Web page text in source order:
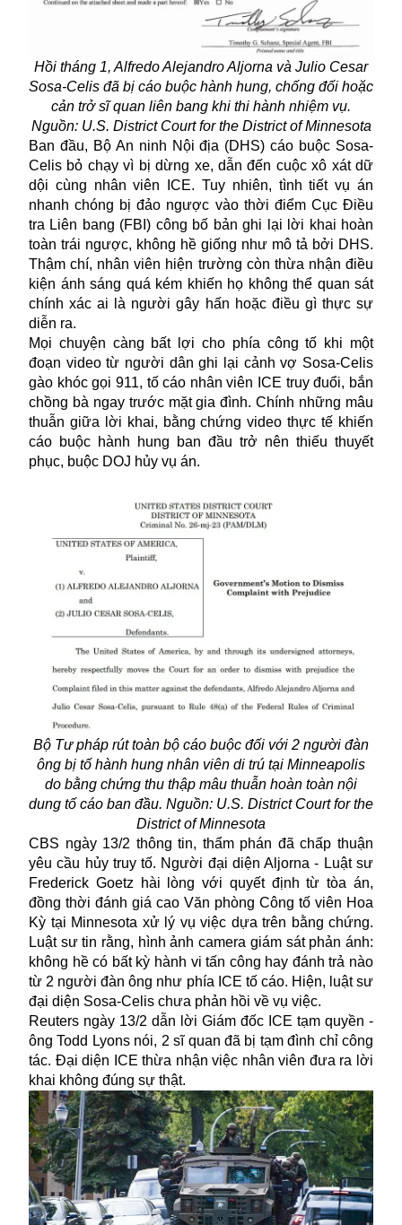
Hồi tháng 1, Alfredo Alejandro Aljorna và Julio Cesar
Sosa-Celis đã bị cáo buộc hành hung, chống đối hoặc
cản trở sĩ quan liên bang khi thi hành nhiệm vụ.
Nguồn: U.S. District Court for the District of Minnesota
Ban đầu, Bộ An ninh Nội địa (DHS) cáo buộc Sosa-
Celis bỏ chạy vì bị dừng xe, dẫn đến cuộc xô xát dữ
dội cùng nhân viên ICE. Tuy nhiên, tình tiết vụ án
nhanh chóng bị đảo ngược vào thời điểm Cục Điều
tra Liên bang (FBI) công bố bản ghi lại lời khai hoàn
toàn trái ngược, không hề giống như mô tả bởi DHS.
Thậm chí, nhân viên hiện trường còn thừa nhận điều
kiện ánh sáng quá kém khiến họ không thể quan sát
chính xác ai là người gây hấn hoặc điều gì thực sự
diễn ra.
Mọi chuyện càng bất lợi cho phía công tố khi một
đoạn video từ người dân ghi lại cảnh vợ Sosa-Celis
gào khóc gọi 911, tố cáo nhân viên ICE truy đuổi, bắn
chồng bà ngay trước mặt gia đình. Chính những mâu
thuẫn giữa lời khai, bằng chứng video thực tế khiến
cáo buộc hành hung ban đầu trở nên thiếu thuyết
phục, buộc DOJ hủy vụ án.
Bộ Tư pháp rút toàn bộ cáo buộc đối với 2 người đàn
ông bị tố hành hung nhân viên di trú tại Minneapolis
do bằng chứng thu thập mâu thuẫn hoàn toàn nội
dung tố cáo ban đầu. Nguồn: U.S. District Court for the
District of Minnesota
CBS ngày 13/2 thông tin, thẩm phán đã chấp thuận
yêu cầu hủy truy tố. Người đại diện Aljorna - Luật sư
Frederick Goetz hài lòng với quyết định từ tòa án,
đồng thời đánh giá cao Văn phòng Công tố viên Hoa
Kỳ tại Minnesota xử lý vụ việc dựa trên bằng chứng.
Luật sư tin rằng, hình ảnh camera giám sát phản ánh:
không hề có bất kỳ hành vi tấn công hay đánh trả nào
từ 2 người đàn ông như phía ICE tố cáo. Hiện, luật sư
đại diện Sosa-Celis chưa phản hồi về vụ việc.
Reuters ngày 13/2 dẫn lời Giám đốc ICE tạm quyền -
ông Todd Lyons nói, 2 sĩ quan đã bị tạm đình chỉ công
tác. Đại diện ICE thừa nhận việc nhân viên đưa ra lời
khai không đúng sự thật.